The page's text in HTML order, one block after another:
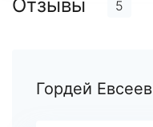
Отзывы 5
Гордей Евсеев